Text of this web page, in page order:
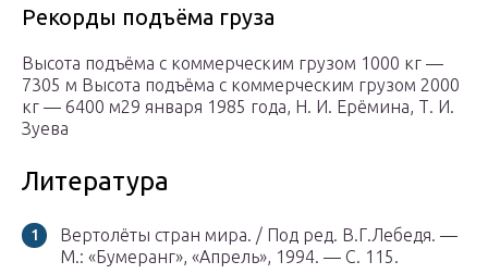
Рекорды подъёма груза
Высота подъёма с коммерческим грузом 1000 кг —
7305 м Высота подъёма с коммерческим грузом 2000
кг — 6400 м29 января 1985 года, Н. И. Ерёмина, Т. И.
Зуева
Литература
Вертолёты стран мира. / Под ред. В.Г.Лебедя. —
М.: «Бумеранг», «Апрель», 1994. — С. 115.